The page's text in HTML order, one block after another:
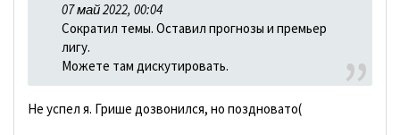
07 май 2022, 00:04
Сократил темы. Оставил прогнозы и премьер
лигу.
Можете там дискутировать.
Не успел я. Грише дозвонился, но поздновато(